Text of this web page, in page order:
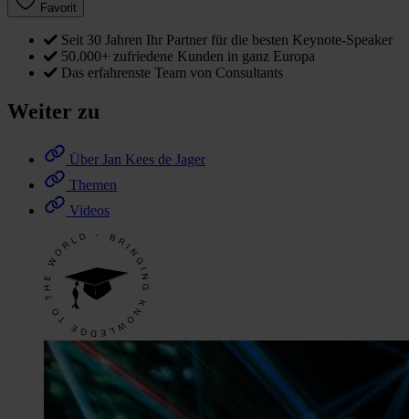
Favorit
Seit 30 Jahren Ihr Partner für die besten Keynote-Speaker
50.000+ zufriedene Kunden in ganz Europa
Das erfahrenste Team von Consultants
Weiter zu
Über Jan Kees de Jager
Themen
Videos